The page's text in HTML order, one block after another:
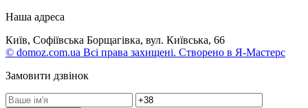
Наша адреса
Київ, Софіївська Борщагівка, вул. Київська, 66
© domoz.com.ua Всі права захищені. Створено в Я-Мастерс
Замовити дзвінок